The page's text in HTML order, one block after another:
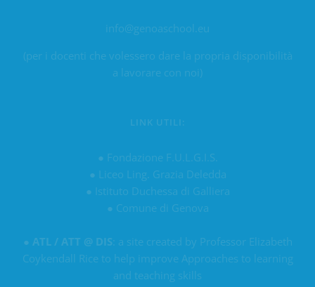
info@genoaschool.eu
(per i docenti che volessero dare la propria disponibilità
a lavorare con noi)
LINK UTILI:
● Fondazione F.U.L.G.I.S.
● Liceo Ling. Grazia Deledda
● Istituto Duchessa di Galliera
● Comune di Genova
● ATL / ATT @ DIS : a site created by Professor Elizabeth
Coykendall Rice to help improve Approaches to learning
and teaching skills